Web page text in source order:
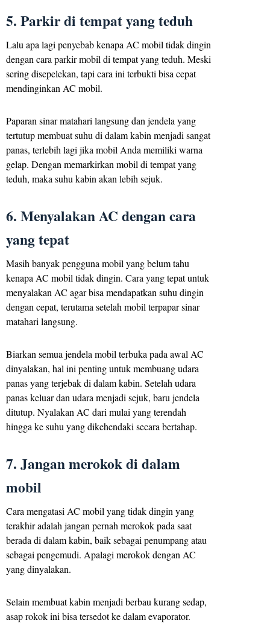
5. Parkir di tempat yang teduh
Lalu apa lagi penyebab kenapa AC mobil tidak dingin
dengan cara parkir mobil di tempat yang teduh. Meski
sering disepelekan, tapi cara ini terbukti bisa cepat
mendinginkan AC mobil.
Paparan sinar matahari langsung dan jendela yang
tertutup membuat suhu di dalam kabin menjadi sangat
panas, terlebih lagi jika mobil Anda memiliki warna
gelap. Dengan memarkirkan mobil di tempat yang
teduh, maka suhu kabin akan lebih sejuk.
6. Menyalakan AC dengan cara
yang tepat
Masih banyak pengguna mobil yang belum tahu
kenapa AC mobil tidak dingin. Cara yang tepat untuk
menyalakan AC agar bisa mendapatkan suhu dingin
dengan cepat, terutama setelah mobil terpapar sinar
matahari langsung.
Biarkan semua jendela mobil terbuka pada awal AC
dinyalakan, hal ini penting untuk membuang udara
panas yang terjebak di dalam kabin. Setelah udara
panas keluar dan udara menjadi sejuk, baru jendela
ditutup. Nyalakan AC dari mulai yang terendah
hingga ke suhu yang dikehendaki secara bertahap.
7. Jangan merokok di dalam
mobil
Cara mengatasi AC mobil yang tidak dingin yang
terakhir adalah jangan pernah merokok pada saat
berada di dalam kabin, baik sebagai penumpang atau
sebagai pengemudi. Apalagi merokok dengan AC
yang dinyalakan.
Selain membuat kabin menjadi berbau kurang sedap,
asap rokok ini bisa tersedot ke dalam evaporator.